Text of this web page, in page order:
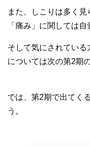
また、しこりは多く
「痛み」に関しては
そして気にされてい
については次の第2期
では、第2期で出てく
う。